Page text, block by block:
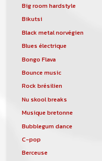
Big room hardstyle
Bikutsi
Black metal norvégien
Blues électrique
Bongo Flava
Bounce music
Rock brésilien
Nu skool breaks
Musique bretonne
Bubblegum dance
C-pop
Berceuse